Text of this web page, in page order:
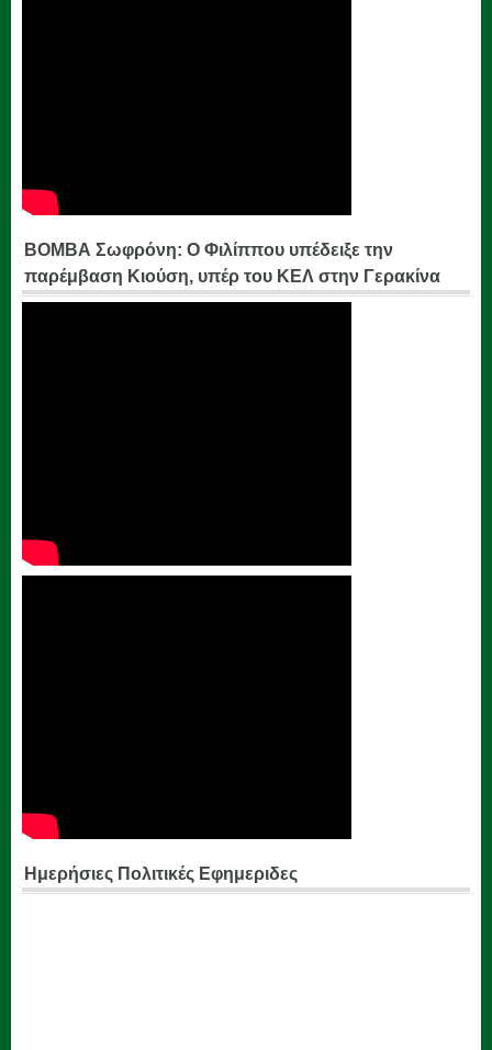
ΒΟΜΒΑ Σωφρόνη: Ο Φιλίππου υπέδειξε την
παρέμβαση Κιούση, υπέρ του ΚΕΛ στην Γερακίνα
Ημερήσιες Πολιτικές Εφημεριδες